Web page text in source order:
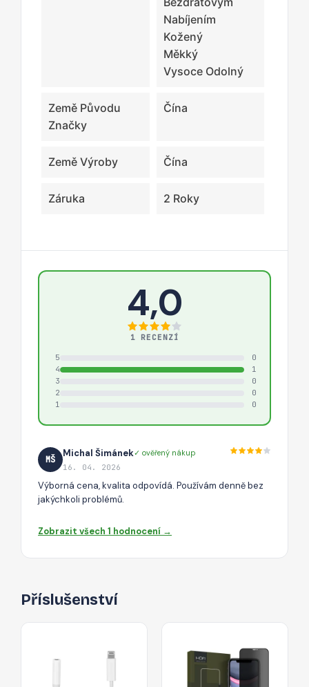
Nabíjením
Kožený
Měkký
Vysoce Odolný
Země Původu
Značky
Čína
Země Výroby Čína
Záruka 2 Roky
4,0
1 RECENZÍ
5
0
4
1
3
0
2
0
1
0
MŠ
Michal Šimánek✓ ověřený nákup
16. 04. 2026
Výborná cena, kvalita odpovídá. Používám denně bez
jakýchkoli problémů.
Zobrazit všech 1 hodnocení →
Příslušenství